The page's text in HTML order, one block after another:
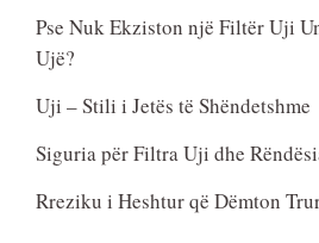
Pse Nuk Ekziston një Filtër Uji
Ujë?
Uji – Stili i Jetës të Shëndetshme
Siguria për Filtra Uji dhe
Rreziku i Heshtur që Dëmton